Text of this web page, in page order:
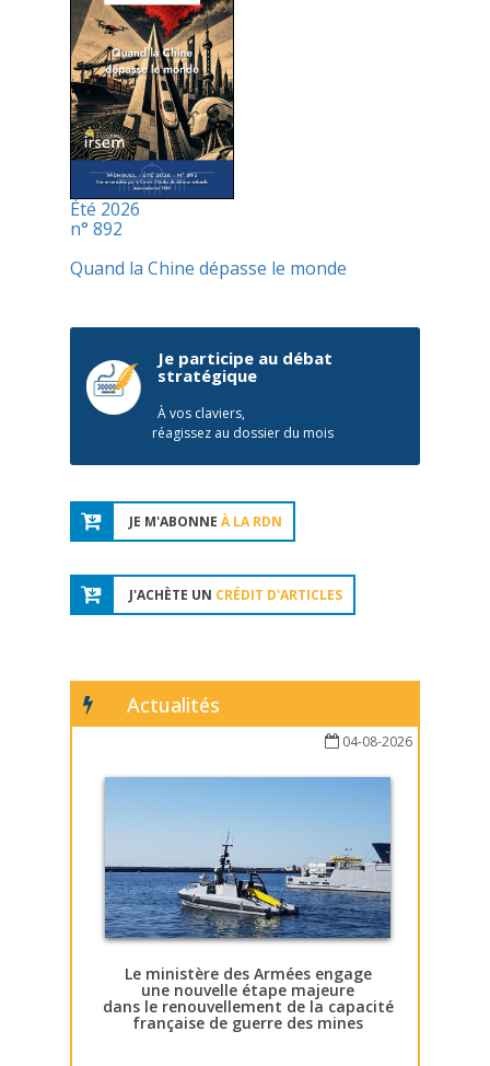
Été 2026
n° 892
Quand la Chine dépasse le monde
Je participe au débat
stratégique
À vos claviers,
réagissez au dossier du mois
JE M'ABONNE À LA RDN
J'ACHÈTE UN CRÉDIT D'ARTICLES
Actualités
04-08-2026
Le ministère des Armées engage
une nouvelle étape majeure
dans le renouvellement de la capacité
française de guerre des mines